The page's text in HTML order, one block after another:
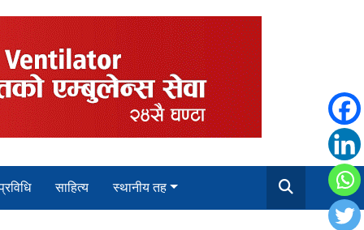
साहित्य स्थानीय तह